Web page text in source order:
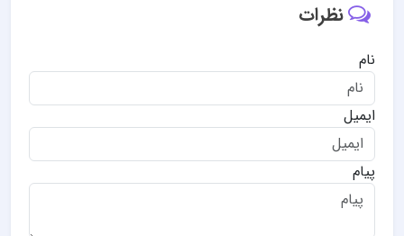
نظرات
نام
ایمیل
پیام